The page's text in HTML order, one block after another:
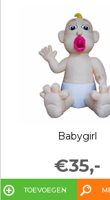
Babygirl
€35,-
TOEVOEGEN